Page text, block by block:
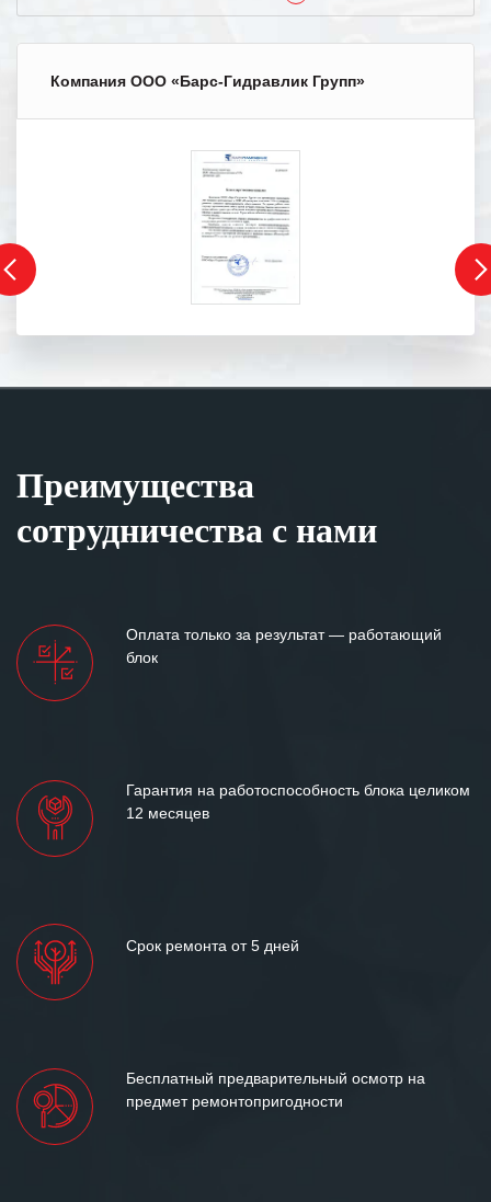
Компания ООО «Барс-Гидравлик Групп»
Преимущества
сотрудничества с нами
Оплата только за результат — работающий
блок
Гарантия на работоспособность блока целиком
12 месяцев
Срок ремонта от 5 дней
Бесплатный предварительный осмотр на
предмет ремонтопригодности